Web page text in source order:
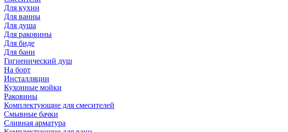
Для кухни
Для ванны
Для душа
Для раковины
Для биде
Для бани
Гигиенический душ
На борт
Инсталляции
Кухонные мойки
Раковины
Комплектующие для смесителей
Смывные бачки
Сливная арматура